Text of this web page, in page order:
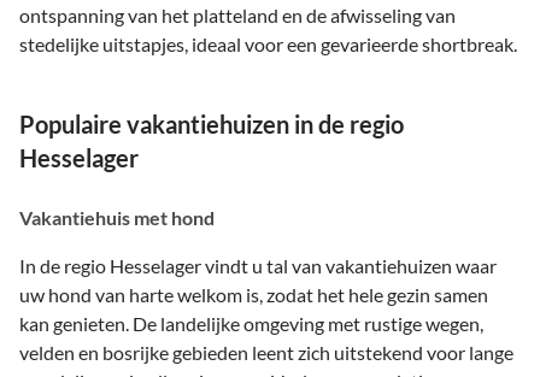
ontspanning van het platteland en de afwisseling van
stedelijke uitstapjes, ideaal voor een gevarieerde shortbreak.
Populaire vakantiehuizen in de regio
Hesselager
Vakantiehuis met hond
In de regio Hesselager vindt u tal van vakantiehuizen waar
uw hond van harte welkom is, zodat het hele gezin samen
kan genieten. De landelijke omgeving met rustige wegen,
velden en bosrijke gebieden leent zich uitstekend voor lange